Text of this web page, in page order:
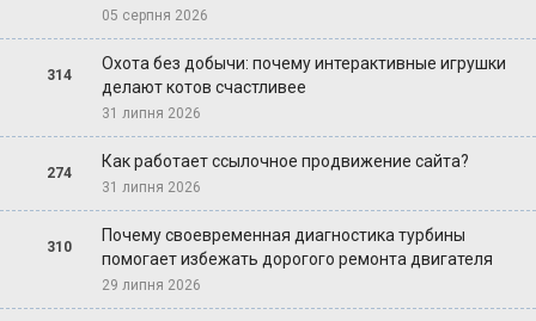
05 серпня 2026
314
Охота без добычи: почему интерактивные игрушки
делают котов счастливее
31 липня 2026
274
Как работает ссылочное продвижение сайта?
31 липня 2026
310
Почему своевременная диагностика турбины
помогает избежать дорогого ремонта двигателя
29 липня 2026